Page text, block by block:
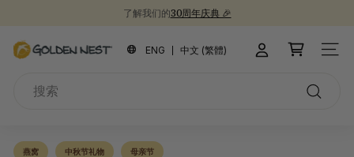
停
了解我们的30周年庆典 🎉
金
ENG 中文 (繁體) 站点
燕窝 中秋节礼物 母亲节